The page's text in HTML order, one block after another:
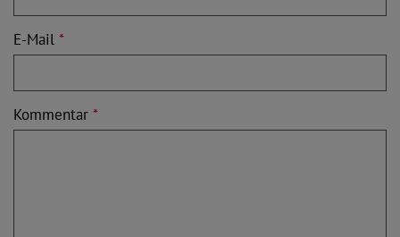
E-Mail *
Kommentar *